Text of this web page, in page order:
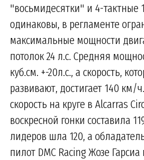
"восьмидесятки" и 4-тактные
одинаковы, в регламенте
максимальные мощности
потолок 24 л.с. Средняя
куб.см. +-20л.с., а скорость,
развивают, достигает 140 км/
скорость на круге в Alcarras
воскресной гонки составила
лидеров шла 120, а
пилот DMC Racing Жозе Гарсиа